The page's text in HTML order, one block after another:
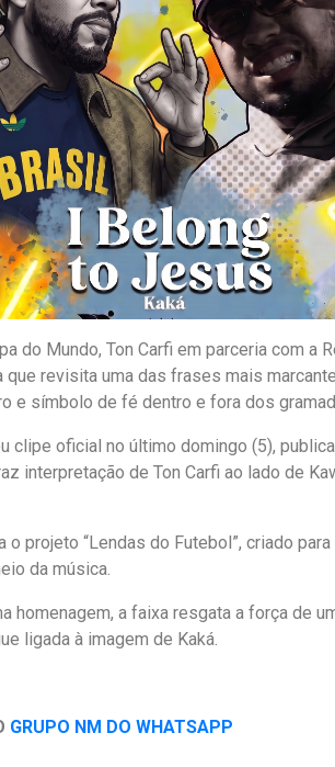
do Mundo, Ton Carfi em parceria com a
que revisita uma das frases mais
e símbolo de fé dentro e fora dos
clipe oficial no último domingo (5),
interpretação de Ton Carfi ao lado de
o projeto “Lendas do Futebol”, criado
da música.
homenagem, a faixa resgata a força de
ligada à imagem de Kaká.
GRUPO NM DO WHATSAPP